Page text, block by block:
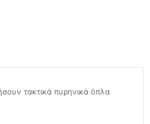
τακτικά πυρηνικά όπλα